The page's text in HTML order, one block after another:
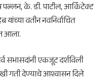
पल्लन, के. डी. पाटील, आर्किटेक्ट
वतीन नवनिर्वाचित
आला.
सभासदांनी एकजूट दर्शविली
गती देण्याचे आश्वासन दिले